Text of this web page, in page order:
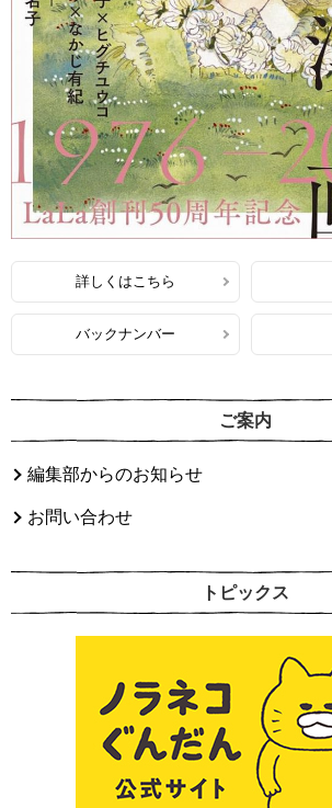
詳しくはこちら
バックナンバー
ご案内
編集部からのお知らせ
お問い合わせ
トピックス